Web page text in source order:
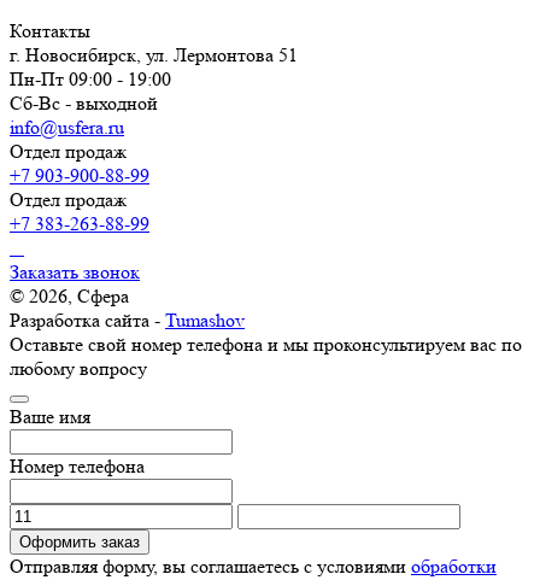
Контакты
г. Новосибирск, ул. Лермонтова 51
Пн-Пт 09:00 - 19:00
Сб-Вс - выходной
info@usfera.ru
Отдел продаж
+7 903-900-88-99
Отдел продаж
+7 383-263-88-99
Заказать звонок
© 2026, Сфера
Разработка сайта - Tumashov
Оставьте свой номер телефона и мы проконсультируем вас по
любому вопросу
Ваше имя
Номер телефона
Оформить заказ
Отправляя форму, вы соглашаетесь с условиями обработки